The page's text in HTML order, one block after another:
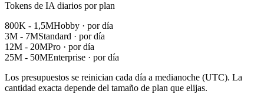
Tokens de IA diarios por plan
800K - 1,5MHobby · por día
3M - 7MStandard · por día
12M - 20MPro · por día
25M - 50MEnterprise · por día
Los presupuestos se reinician cada día a medianoche (UTC). La
cantidad exacta depende del tamaño de plan que elijas.